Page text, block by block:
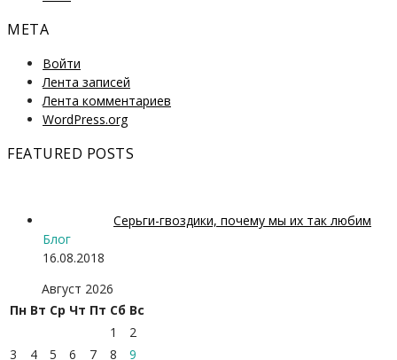
МЕТА
Войти
Лента записей
Лента комментариев
WordPress.org
FEATURED POSTS
Серьги-гвоздики, почему мы их так любим
Блог
16.08.2018
Август 2026
Пн Вт Ср Чт Пт Сб Вс
1
2
3
4 5 6 7 8
9